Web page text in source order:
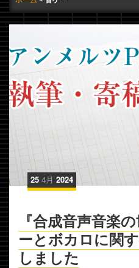
25 4月 2024
『合成音声音楽
ーとボカロに関
しました